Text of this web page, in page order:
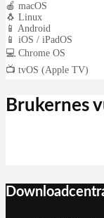
🍎 macOS
🐧 Linux
📱 Android
📱 iOS / iPadOS
💻 Chrome OS
📺 tvOS (Apple TV)
Brukernes